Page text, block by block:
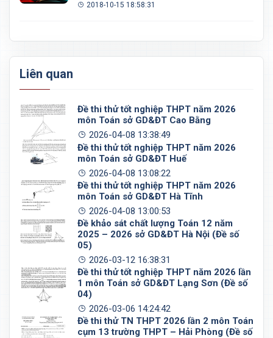
2018-10-15 18:58:31
Liên quan
Đề thi thử tốt nghiệp THPT năm 2026
môn Toán sở GD&ĐT Cao Bằng
2026-04-08 13:38:49
Đề thi thử tốt nghiệp THPT năm 2026
môn Toán sở GD&ĐT Huế
2026-04-08 13:08:22
Đề thi thử tốt nghiệp THPT năm 2026
môn Toán sở GD&ĐT Hà Tĩnh
2026-04-08 13:00:53
Đề khảo sát chất lượng Toán 12 năm
2025 – 2026 sở GD&ĐT Hà Nội (Đề số
05)
2026-03-12 16:38:31
Đề thi thử tốt nghiệp THPT năm 2026 lần
1 môn Toán sở GD&ĐT Lạng Sơn (Đề số
04)
2026-03-06 14:24:42
Đề thi thử TN THPT 2026 lần 2 môn Toán
cụm 13 trường THPT – Hải Phòng (Đề số